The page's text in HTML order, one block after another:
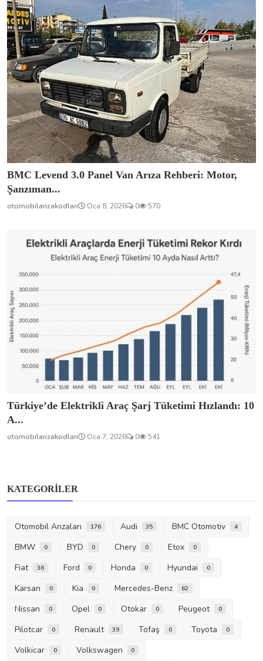
BMC Levend 3.0 Panel Van Arıza Rehberi: Motor,
Şanzıman...
otomobilarizakodlari Oca 8, 2026 0 570
Türkiye’de Elektrikli Araç Şarj Tüketimi Hızlandı: 10
A...
otomobilarizakodlari Oca 7, 2026 0 541
KATEGORILER
Otomobil Arızaları 176 Audi 35 BMC Otomotiv 4
BMW 0 BYD 0 Chery 0 Etox 0
Fiat 36 Ford 0 Honda 0 Hyundai 0
Karsan 0 Kia 0 Mercedes-Benz 62
Nissan 0 Opel 0 Otokar 0 Peugeot 0
Pilotcar 0 Renault 39 Tofaş 0 Toyota 0
Volkicar 0 Volkswagen 0